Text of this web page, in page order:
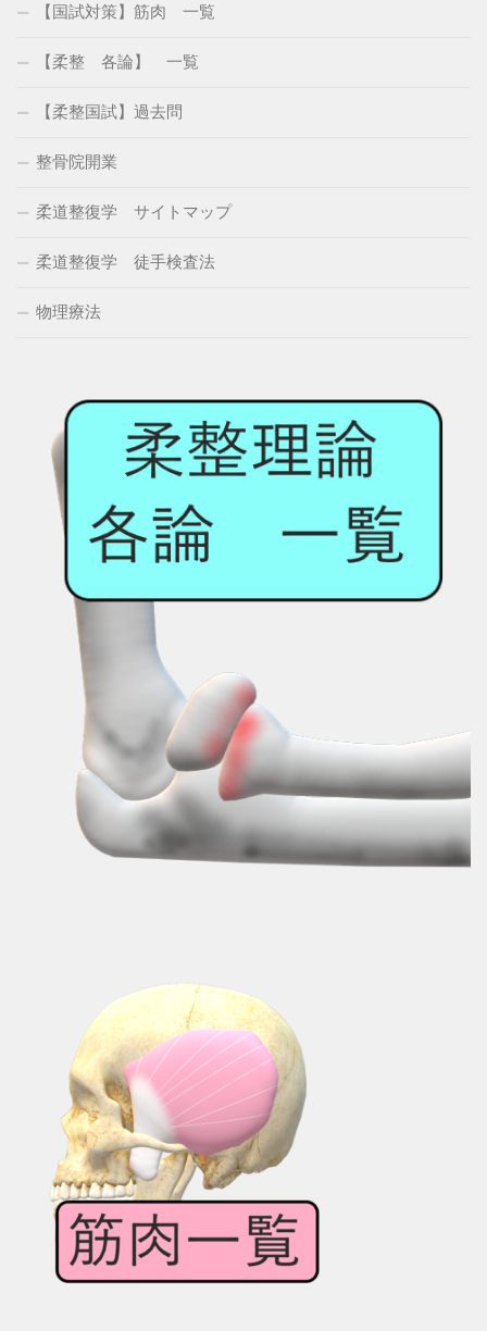
【国試対策】筋肉 一覧
【柔整 各論】 一覧
【柔整国試】過去問
整骨院開業
柔道整復学 サイトマップ
柔道整復学 徒手検査法
物理療法